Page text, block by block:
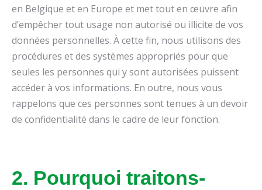
en Belgique et en Europe et met tout en œuvre afin
d’empêcher tout usage non autorisé ou illicite de vos
données personnelles. À cette fin, nous utilisons des
procédures et des systèmes appropriés pour que
seules les personnes qui y sont autorisées puissent
accéder à vos informations. En outre, nous vous
rappelons que ces personnes sont tenues à un devoir
de confidentialité dans le cadre de leur fonction.
2. Pourquoi traitons-